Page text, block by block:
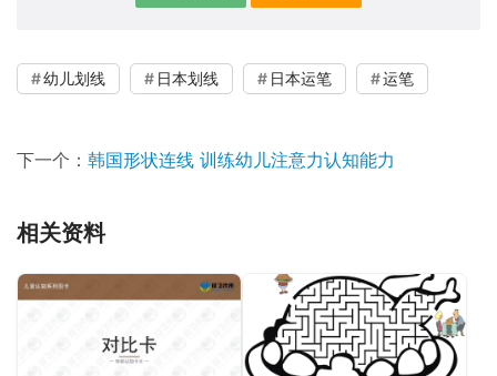
幼儿划线 日本划线 日本运笔 运笔
下一个： 韩国形状连线 训练幼儿注意力认知能力
相关资料